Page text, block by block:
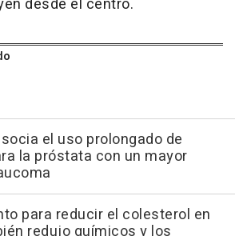
desde el centro.
el uso prolongado de
la próstata con un mayor
para reducir el colesterol en
redujo químicos y los